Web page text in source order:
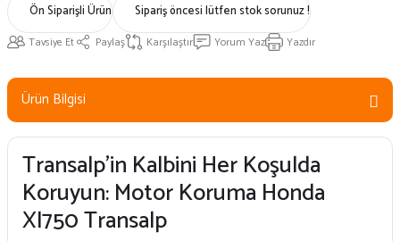
Ön Siparişli Ürün Sipariş öncesi lütfen stok sorunuz !
Tavsiye Et Paylaş Karşılaştır Yorum Yaz Yazdır
Ürün Bilgisi
Transalp’in Kalbini Her Koşulda
Koruyun: Motor Koruma Honda
Xl750 Transalp